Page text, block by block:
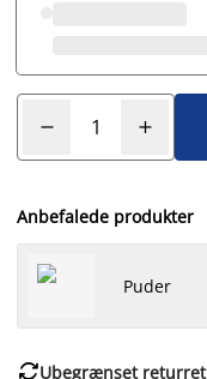
Anbefalede produkter
Puder
Ubegrænset returret